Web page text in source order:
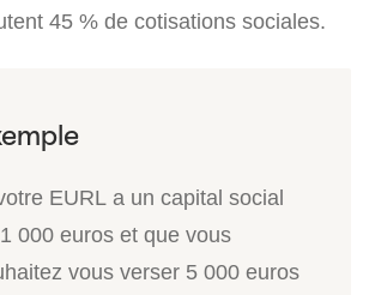
45 % de cotisations sociales.
EURL a un capital social
000 euros et que vous
vous verser 5 000 euros